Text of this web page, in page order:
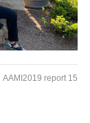
AAMI2019 report 15